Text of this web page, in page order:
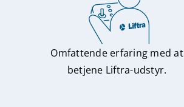
Omfattende erfaring med at
betjene Liftra-udstyr.